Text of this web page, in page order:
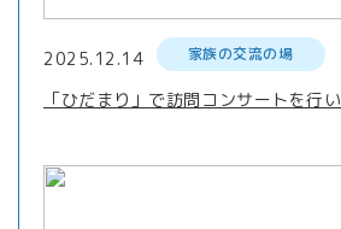
2025.12.14 家族の交流の場
「ひだまり」で訪問コンサートを行